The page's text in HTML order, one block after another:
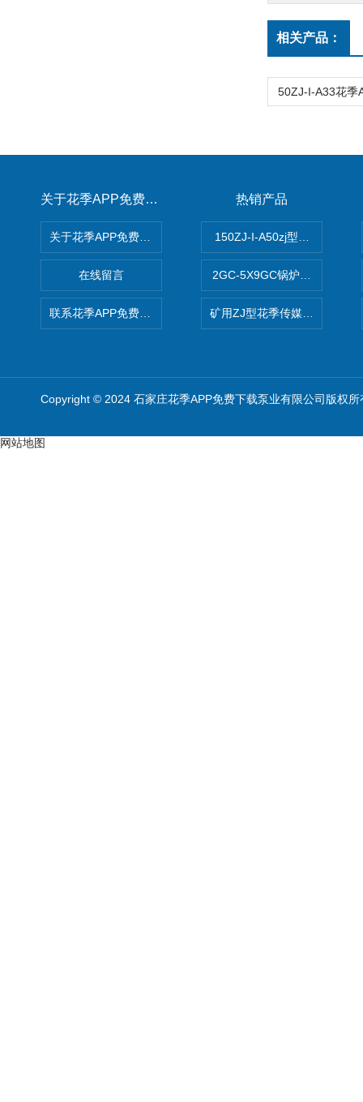
相关产品：
关于花季APP免费下载
在线留言
热销产品
150ZJ-I-A50zj型花季传媒
2GC-5X9GC锅炉给水泵 给水
矿用ZJ型花季传媒APP免费版
Copyright © 2024 石家庄花季APP免费下载泵业有限公司版权所
网站地图